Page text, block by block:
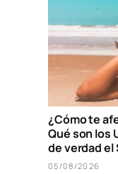
¿Cómo te
Qué son los
de verdad el
05/08/2026